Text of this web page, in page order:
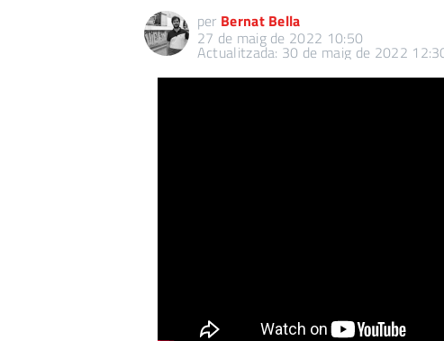
per Bernat Bella
27 de maig de 2022 10:50
Actualitzada: 30 de maig de 2022